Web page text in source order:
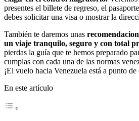
presentes el billete de regreso, el
debes solicitar una visa o mostrar la
También te daremos unas
un viaje tranquilo, seguro y con total
pierdas la guía que te hemos preparado
cumplas con cada una de las normas
¡El vuelo hacia Venezuela está a punto de
En este artículo